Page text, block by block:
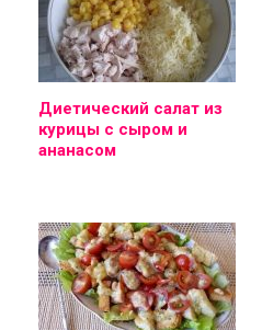
Диетический салат из
курицы с сыром и
ананасом